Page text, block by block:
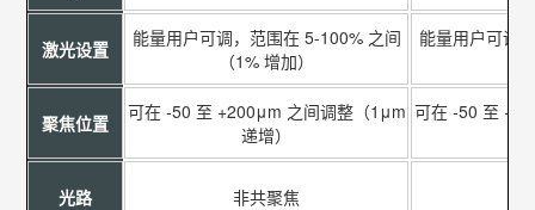
激光设置
能量用户可调，范围在 5-100% 之间
（1% 增加）
能量用户可调
聚焦位置
可在 -50 至 +200μm 之间调整（1μm
递增）
可在 -50 至
光路 非共聚焦